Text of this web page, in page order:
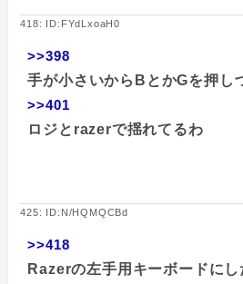
418: ID:FYdLxoaH0
>>398
手が小さいからBとかGを押し
>>401
ロジとrazerで揺れてるわ
425: ID:N/HQMQCBd
>>418
Razerの左手用キーボードにし